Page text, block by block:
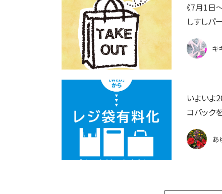
《7月1日
しすしパ
キ
いよいよ
コバック
あ